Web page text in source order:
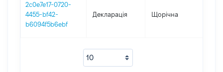
2c0e7e17-0720-
4455-bf42-
b6094f5b6ebf
Декларація Щорічна